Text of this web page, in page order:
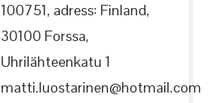
100751, adress: Finland,
30100 Forssa,
Uhrilähteenkatu 1
matti.luostarinen@hotmail.com